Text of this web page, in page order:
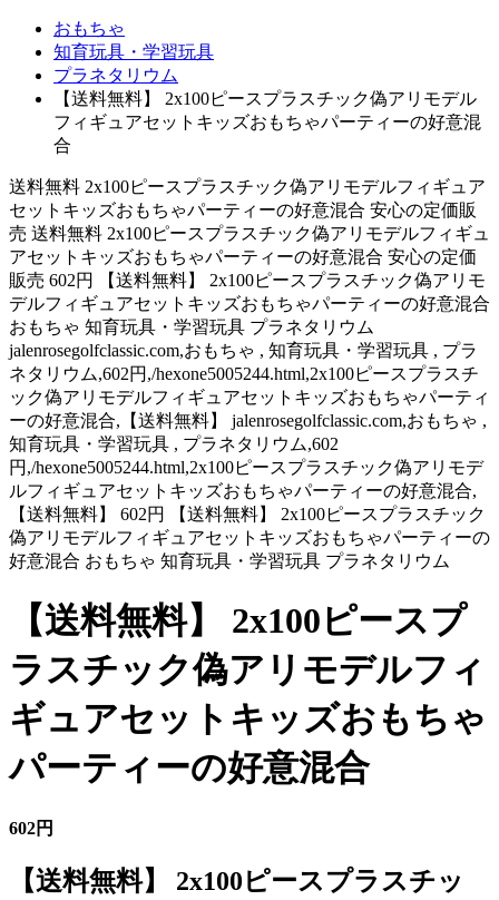
おもちゃ
知育玩具・学習玩具
プラネタリウム
【送料無料】 2x100ピースプラスチック偽アリモデル
フィギュアセットキッズおもちゃパーティーの好意混
合
送料無料 2x100ピースプラスチック偽アリモデルフィギュア
セットキッズおもちゃパーティーの好意混合 安心の定価販
売 送料無料 2x100ピースプラスチック偽アリモデルフィギュ
アセットキッズおもちゃパーティーの好意混合 安心の定価
販売 602円 【送料無料】 2x100ピースプラスチック偽アリモ
デルフィギュアセットキッズおもちゃパーティーの好意混合
おもちゃ 知育玩具・学習玩具 プラネタリウム
jalenrosegolfclassic.com,おもちゃ , 知育玩具・学習玩具 , プラ
ネタリウム,602円,/hexone5005244.html,2x100ピースプラスチ
ック偽アリモデルフィギュアセットキッズおもちゃパーティ
ーの好意混合,【送料無料】 jalenrosegolfclassic.com,おもちゃ ,
知育玩具・学習玩具 , プラネタリウム,602
円,/hexone5005244.html,2x100ピースプラスチック偽アリモデ
ルフィギュアセットキッズおもちゃパーティーの好意混合,
【送料無料】 602円 【送料無料】 2x100ピースプラスチック
偽アリモデルフィギュアセットキッズおもちゃパーティーの
好意混合 おもちゃ 知育玩具・学習玩具 プラネタリウム
【送料無料】 2x100ピースプ
ラスチック偽アリモデルフィ
ギュアセットキッズおもちゃ
パーティーの好意混合
602円
【送料無料】 2x100ピースプラスチッ